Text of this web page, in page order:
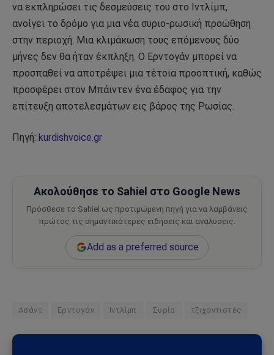
να εκπληρώσει τις δεσμεύσεις του στο Ιντλίμπ,
ανοίγει το δρόμο για μια νέα συριο-ρωσική προώθηση
στην περιοχή. Μια κλιμάκωση τους επόμενους δύο
μήνες δεν θα ήταν έκπληξη. Ο Ερντογάν μπορεί να
προσπαθεί να αποτρέψει μια τέτοια προοπτική, καθώς
προσφέρει στον Μπάιντεν ένα έδαφος για την
επίτευξη αποτελεσμάτων εις βάρος της Ρωσίας.
Πηγή: kurdishvoice.gr
Ακολούθησε το Sahiel στο Google News
Πρόσθεσε το Sahiel ως προτιμώμενη πηγή για να λαμβάνεις
πρώτος τις σημαντικότερες ειδήσεις και αναλύσεις.
Add as a preferred source
Ασάντ Ερντογάν Ιντλίμπ Συρία τζιχαντιστές